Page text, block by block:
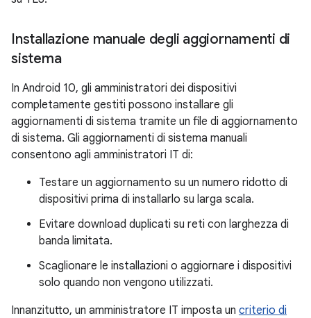
Installazione manuale degli aggiornamenti di
sistema
In Android 10, gli amministratori dei dispositivi
completamente gestiti possono installare gli
aggiornamenti di sistema tramite un file di aggiornamento
di sistema. Gli aggiornamenti di sistema manuali
consentono agli amministratori IT di:
Testare un aggiornamento su un numero ridotto di
dispositivi prima di installarlo su larga scala.
Evitare download duplicati su reti con larghezza di
banda limitata.
Scaglionare le installazioni o aggiornare i dispositivi
solo quando non vengono utilizzati.
Innanzitutto, un amministratore IT imposta un criterio di